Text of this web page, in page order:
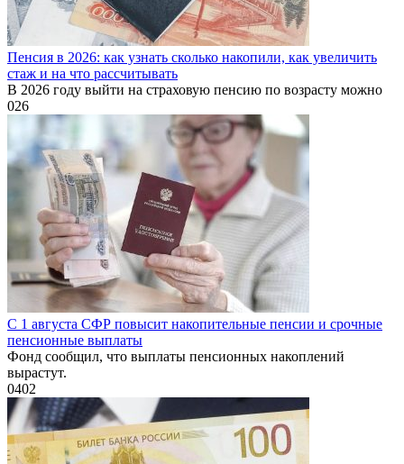
Пенсия в 2026: как узнать сколько накопили, как увеличить
стаж и на что рассчитывать
В 2026 году выйти на страховую пенсию по возрасту можно
026
С 1 августа СФР повысит накопительные пенсии и срочные
пенсионные выплаты
Фонд сообщил, что выплаты пенсионных накоплений
вырастут.
0402